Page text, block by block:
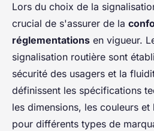
Lors du choix de la
crucial de s'assurer de la
réglementations en vigueur.
signalisation routière sont
sécurité des usagers et la
définissent les spécifications
les dimensions, les couleurs
pour différents types de